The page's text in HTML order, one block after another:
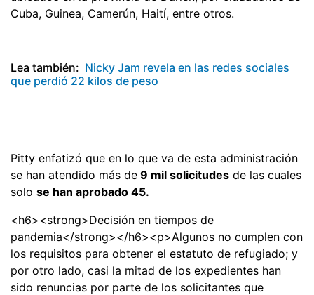
Cuba, Guinea, Camerún, Haití, entre otros.
Lea también: Nicky Jam revela en las redes sociales
que perdió 22 kilos de peso
Pitty enfatizó que en lo que va de esta administración
se han atendido más de 9 mil solicitudes de las cuales
solo se han aprobado 45.
<h6><strong>Decisión en tiempos de
pandemia</strong></h6><p>Algunos no cumplen con
los requisitos para obtener el estatuto de refugiado; y
por otro lado, casi la mitad de los expedientes han
sido renuncias por parte de los solicitantes que